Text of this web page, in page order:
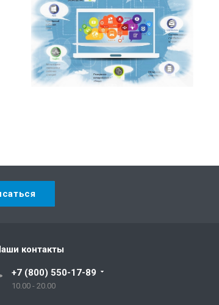
контакты
+7 (800) 550-17-89
10.00 - 20.00